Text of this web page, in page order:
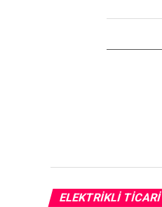
ELEKTRIKLI TICARI